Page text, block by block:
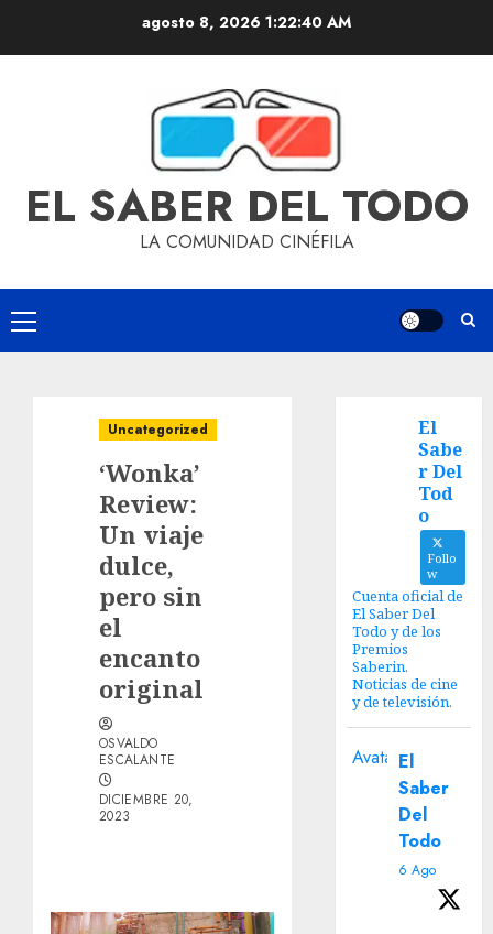
agosto 8, 20261:22:41 AM
EL SABER DEL TODO
LA COMUNIDAD CINÉFILA
Uncategorized
‘Wonka’
Review:
Un viaje
dulce,
pero sin
el
encanto
original
OSVALDO
ESCALANTE
DICIEMBRE 20,
2023
El
Sabe
r Del
Tod
o
Follo
w
Cuenta oficial de
El Saber Del
Todo y de los
Premios
Saberin.
Noticias de cine
y de televisión.
Avatar El
Saber
Del
Todo
6 Ago